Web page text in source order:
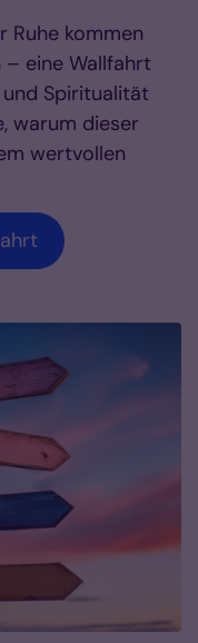
Ruhe kommen
– eine Wallfahrt
Spiritualität
warum dieser
wertvollen